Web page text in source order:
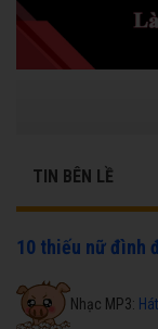
TIN BÊN LỀ
10 thiếu nữ đình
Nhạc MP3: